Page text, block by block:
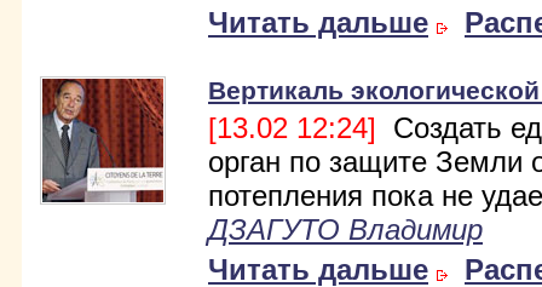
Читать дальше
Вертикаль
[13.02 12:24] Создать
орган по защите Земли
потепления пока не
ДЗАГУТО Владимир
Читать дальше